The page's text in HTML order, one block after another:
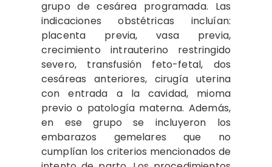
grupo de cesárea programada. Las
indicaciones obstétricas incluían:
placenta previa, vasa previa,
crecimiento intrauterino restringido
severo, transfusión feto-fetal, dos
cesáreas anteriores, cirugía uterina
con entrada a la cavidad, mioma
previo o patología materna. Además,
en ese grupo se incluyeron los
embarazos gemelares que no
cumplían los criterios mencionados de